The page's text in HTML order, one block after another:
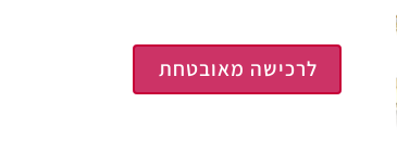
לרכישה מאובטחת